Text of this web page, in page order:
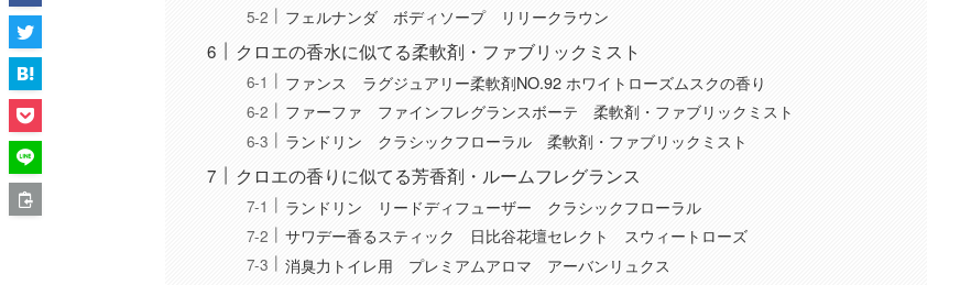
フェルナンダ ボディソープ リリークラウン
クロエの香水に似てる柔軟剤・ファブリックミスト
ファンス ラグジュアリー柔軟剤NO.92 ホワイトローズムスクの香り
ファーファ ファインフレグランスボーテ 柔軟剤・ファブリックミスト
ランドリン クラシックフローラル 柔軟剤・ファブリックミスト
クロエの香りに似てる芳香剤・ルームフレグランス
ランドリン リードディフューザー クラシックフローラル
サワデー香るスティック 日比谷花壇セレクト スウィートローズ
消臭力トイレ用 プレミアムアロマ アーバンリュクス